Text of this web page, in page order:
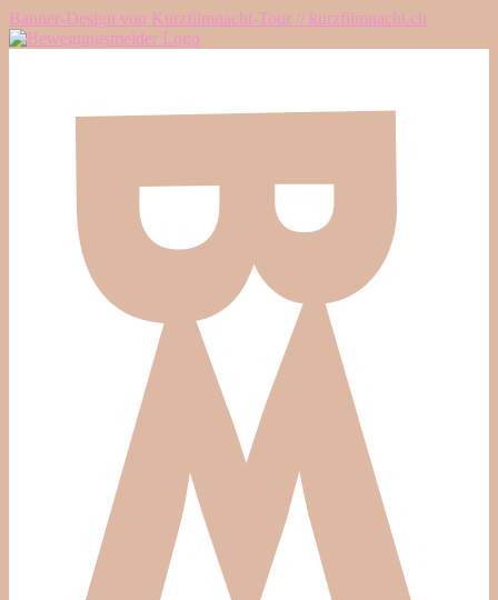
Banner-Design von Kurzfilmnacht-Tour // kurzfilmnacht.ch